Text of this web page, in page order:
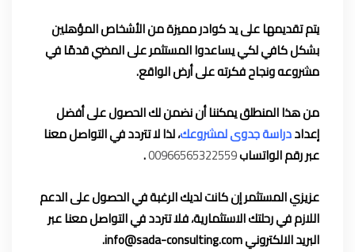
يتم تقديمها على يد كوادر مميزة من الأشخاص المؤهلين
بشكل كافي لكي يساعدوا المستثمر على المضي قدمًا في
مشروعه ونجاح فكرته على أرض الواقع.
من هذا المنطلق يمكننا أن نضمن لك الحصول على أفضل
إعداددراسة جدوى لمشروعك، لذا لا تتردد في التواصل معنا
عبر رقم الواتساب00966565322559
.
عزيزي المستثمر إن كانت لديك الرغبة في الحصول على الدعم
اللازم في رحلتك الاستثمارية، فلا تتردد في التواصل معنا عبر
البريد الالكترونيinfo@sada-consulting.com
.